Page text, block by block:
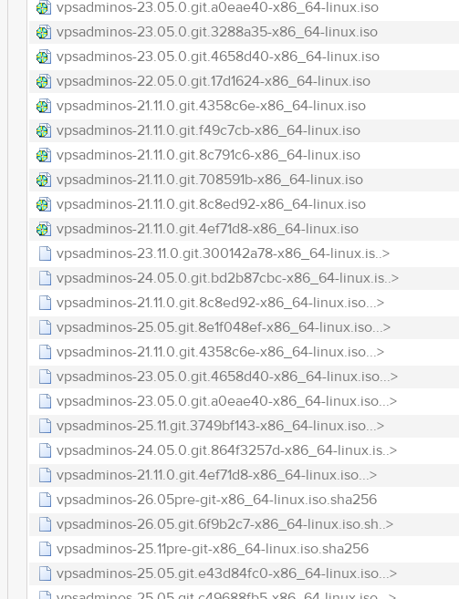
vpsadminos-23.05.0.git.a0eae40-x86_64-linux.iso
vpsadminos-23.05.0.git.3288a35-x86_64-linux.iso
vpsadminos-23.05.0.git.4658d40-x86_64-linux.iso
vpsadminos-22.05.0.git.17d1624-x86_64-linux.iso
vpsadminos-21.11.0.git.4358c6e-x86_64-linux.iso
vpsadminos-21.11.0.git.f49c7cb-x86_64-linux.iso
vpsadminos-21.11.0.git.8c791c6-x86_64-linux.iso
vpsadminos-21.11.0.git.708591b-x86_64-linux.iso
vpsadminos-21.11.0.git.8c8ed92-x86_64-linux.iso
vpsadminos-21.11.0.git.4ef71d8-x86_64-linux.iso
vpsadminos-23.11.0.git.300142a78-x86_64-linux.is..>
vpsadminos-24.05.0.git.bd2b87cbc-x86_64-linux.is..>
vpsadminos-21.11.0.git.8c8ed92-x86_64-linux.iso...>
vpsadminos-25.05.git.8e1f048ef-x86_64-linux.iso...>
vpsadminos-21.11.0.git.4358c6e-x86_64-linux.iso...>
vpsadminos-23.05.0.git.4658d40-x86_64-linux.iso...>
vpsadminos-23.05.0.git.a0eae40-x86_64-linux.iso...>
vpsadminos-25.11.git.3749bf143-x86_64-linux.iso...>
vpsadminos-24.05.0.git.864f3257d-x86_64-linux.is..>
vpsadminos-21.11.0.git.4ef71d8-x86_64-linux.iso...>
vpsadminos-26.05pre-git-x86_64-linux.iso.sha256
vpsadminos-26.05.git.6f9b2c7-x86_64-linux.iso.sh..>
vpsadminos-25.11pre-git-x86_64-linux.iso.sha256
vpsadminos-25.05.git.e43d84fc0-x86_64-linux.iso...>